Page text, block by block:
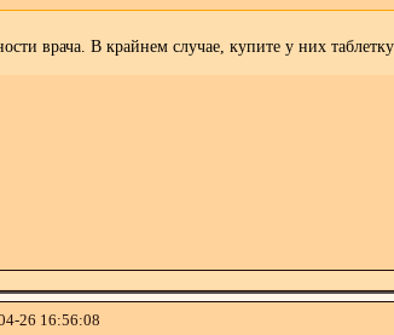
врача. В крайнем случае, купите у них
26 16:56:08